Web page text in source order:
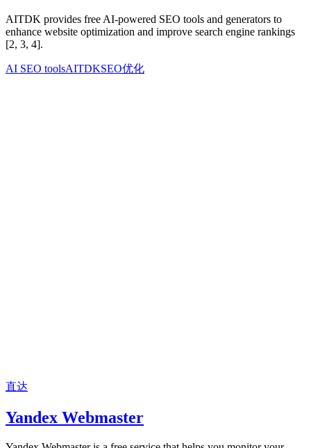
AITDK provides free AI-powered SEO tools and generators to
enhance website optimization and improve search engine rankings
[2, 3, 4].
AI SEO toolsAITDKSEO优化
直达
Yandex Webmaster